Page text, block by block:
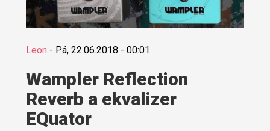
Leon - Pá, 22.06.2018 - 00:01
Wampler Reflection
Reverb a ekvalizer
EQuator